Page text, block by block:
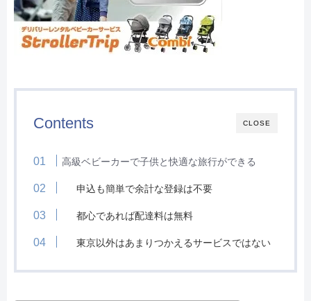
CLOSE
Contents
高級ベビーカーで子供と快適な旅行ができる
申込も簡単で余計な登録は不要
都心であれば配達料は無料
東京以外はあまりつかえるサービスではない